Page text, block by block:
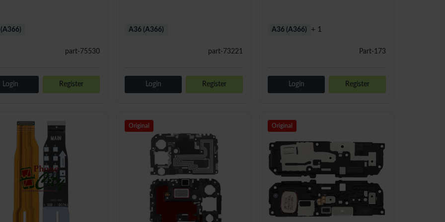
part-75530
Login Register
part-73221
A36 (A366)
Login Register
Part-173
A36 (A366) + 1
Login Register
Original Original